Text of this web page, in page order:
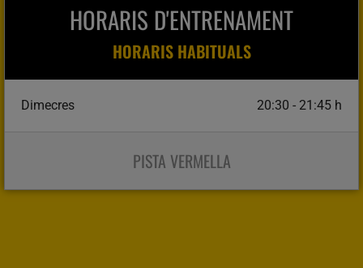
HORARIS D'ENTRENAMENT
HORARIS HABITUALS
Dimecres 20:30 - 21:45 h
PISTA VERMELLA